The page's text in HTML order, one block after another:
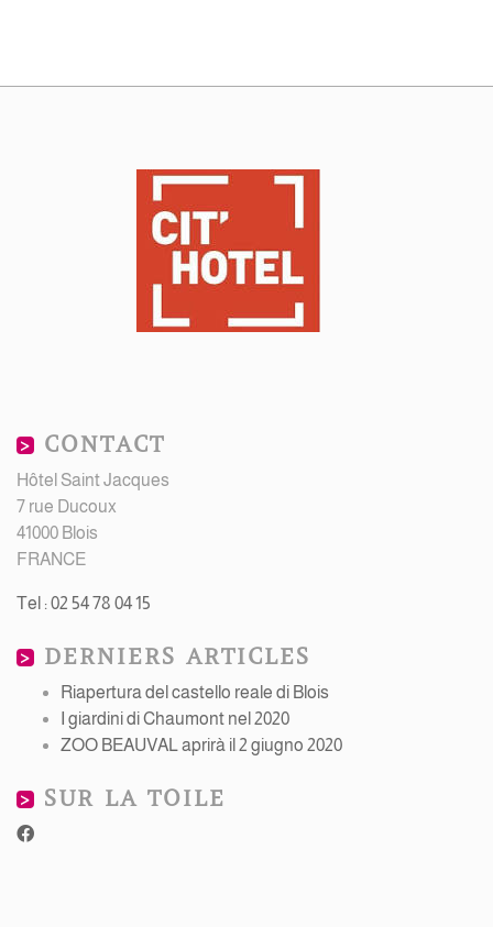
CONTACT
Hôtel Saint Jacques
7 rue Ducoux
41000 Blois
FRANCE
Tel : 02 54 78 04 15
DERNIERS ARTICLES
Riapertura del castello reale di Blois
I giardini di Chaumont nel 2020
ZOO BEAUVAL aprirà il 2 giugno 2020
SUR LA TOILE